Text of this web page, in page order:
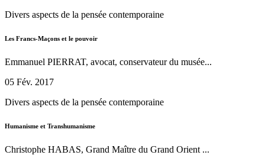
Divers aspects de la pensée contemporaine
Les Francs-Maçons et le pouvoir
Emmanuel PIERRAT, avocat, conservateur du musée...
05 Fév. 2017
Divers aspects de la pensée contemporaine
Humanisme et Transhumanisme
Christophe HABAS, Grand Maître du Grand Orient ...